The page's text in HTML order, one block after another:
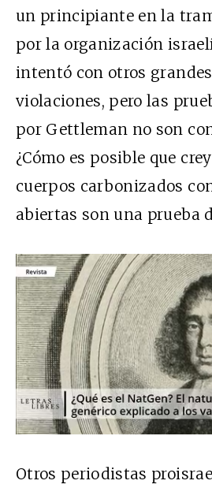
un principiante en la
por la organización
intentó con otros
violaciones, pero las
por Gettleman no son
¿Cómo es posible que
cuerpos carbonizados
abiertas son una prueba
Otros periodistas